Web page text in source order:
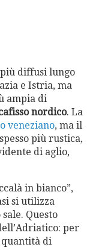
diffusi lungo
e Istria, ma
ampia di
nordico. La
veneziano, ma il
più rustica,
di aglio,
in bianco”,
si utilizza
Questo
per
quantità di